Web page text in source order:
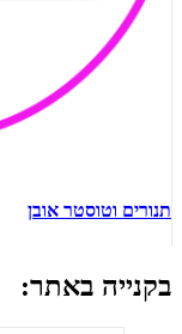
תנורים וטוסטר אובן
בקנייה באתר: